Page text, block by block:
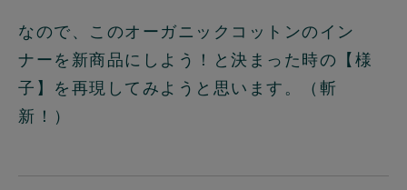
なので、このオーガニックコットンのイン
ナーを新商品にしよう！と決まった時の【様
子】を再現してみようと思います。（斬
新！）